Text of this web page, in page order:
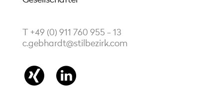
T +49 (0) 911 760 955 - 13
c.gebhardt@stilbezirk.com